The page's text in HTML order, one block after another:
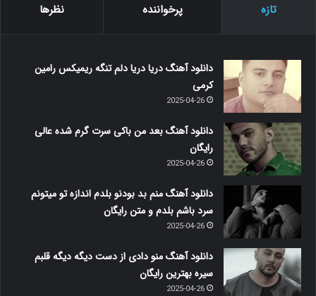
تازه پرخواننده نظرها
دانلود آهنگ دریا دریا دلم تنگه ریمیکس رامین
کرمی
2025-04-26
دانلود آهنگ بعد من باکی سرت گرم شده عالی
رایگان
2025-04-26
دانلود آهنگ منم بد بودنو بلدم اندازه تو میتونم
سرد باشم بلدم و متن رایگان
2025-04-26
دانلود آهنگ منو دادی از دست دیگه دیگه قلبم
سیره بهترین رایگان
2025-04-26